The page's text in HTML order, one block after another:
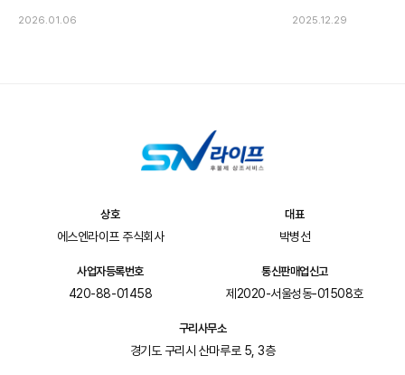
2026.01.06 2025.12.29
상호
에스엔라이프 주식회사
대표
박병선
사업자등록번호
420-88-01458
통신판매업신고
제2020-서울성동-01508호
구리사무소
경기도 구리시 산마루로 5, 3층